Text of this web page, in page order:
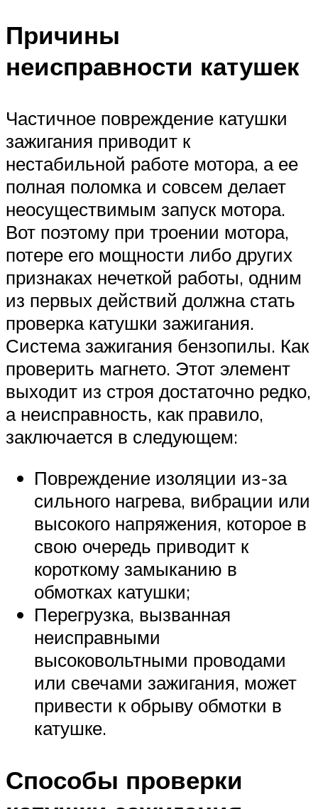
Причины
неисправности катушек
Частичное повреждение катушки
зажигания приводит к
нестабильной работе мотора, а ее
полная поломка и совсем делает
неосуществимым запуск мотора.
Вот поэтому при троении мотора,
потере его мощности либо других
признаках нечеткой работы, одним
из первых действий должна стать
проверка катушки зажигания.
Система зажигания бензопилы. Как
проверить магнето. Этот элемент
выходит из строя достаточно редко,
а неисправность, как правило,
заключается в следующем:
Повреждение изоляции из-за
сильного нагрева, вибрации или
высокого напряжения, которое в
свою очередь приводит к
короткому замыканию в
обмотках катушки;
Перегрузка, вызванная
неисправными
высоковольтными проводами
или свечами зажигания, может
привести к обрыву обмотки в
катушке.
Способы проверки